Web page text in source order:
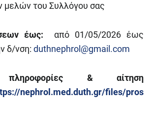
του Συλλόγου σας
έως: από 01/05/2026 έως
δ/νση: duthnephrol@gmail.com
πληροφορίες & αίτηση
nephrol.med.duth.gr/files/pros